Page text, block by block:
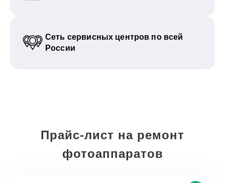
Сеть сервисных центров по всей
России
Прайс-лист на ремонт
фотоаппаратов